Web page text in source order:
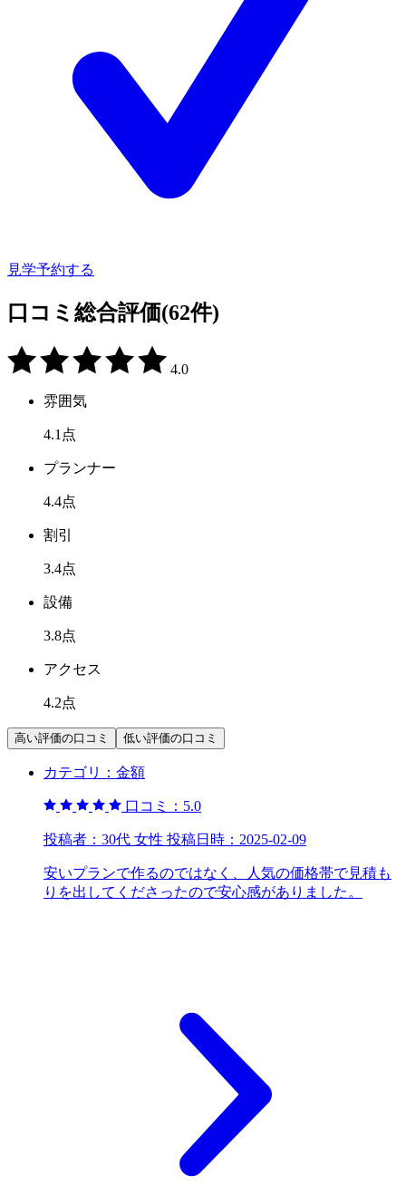
見学予約する
口コミ総合評価(62件)
4.0
雰囲気
4.1 点
プランナー
4.4点
割引
3.4点
設備
3.8点
アクセス
4.2点
高い評価の口コミ 低い評価の口コミ
カテゴリ： 金額
口コミ： 5.0
投稿者： 30代 女性 投稿日時： 2025-02-09
安いプランで作るのではなく、人気の価格帯で見積も
りを出してくださったので安心感がありました。